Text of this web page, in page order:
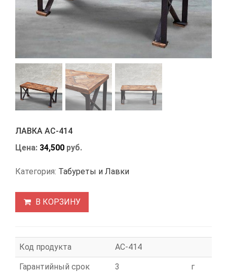
ЛАВКА АС-414
Цена: 34,500 руб.
Категория: Табуреты и Лавки
В КОРЗИНУ
Код продукта АС-414
Гарантийный срок 3 г